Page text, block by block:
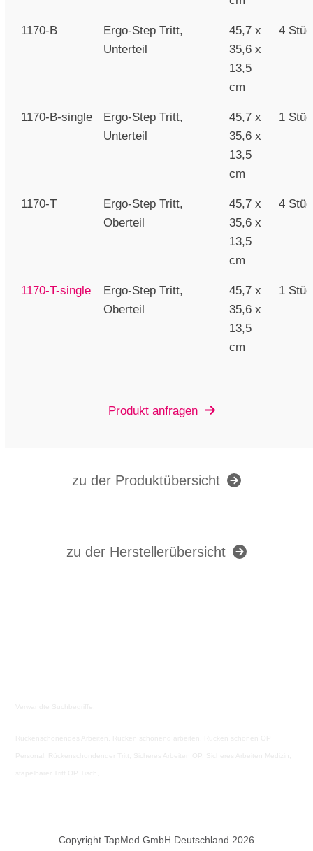
1170-B
Ergo-Step Tritt,
Unterteil
45,7 x
35,6 x
13,5
cm
4
1170-B-single
Ergo-Step Tritt,
Unterteil
45,7 x
35,6 x
13,5
cm
1
1170-T
Ergo-Step Tritt,
Oberteil
45,7 x
35,6 x
13,5
cm
4
1170-T-single
Ergo-Step Tritt,
Oberteil
45,7 x
35,6 x
13,5
cm
1
Produkt anfragen
zu der Produktübersicht
zu der Herstellerübersicht
Copyright TapMed GmbH Deutschland 2026